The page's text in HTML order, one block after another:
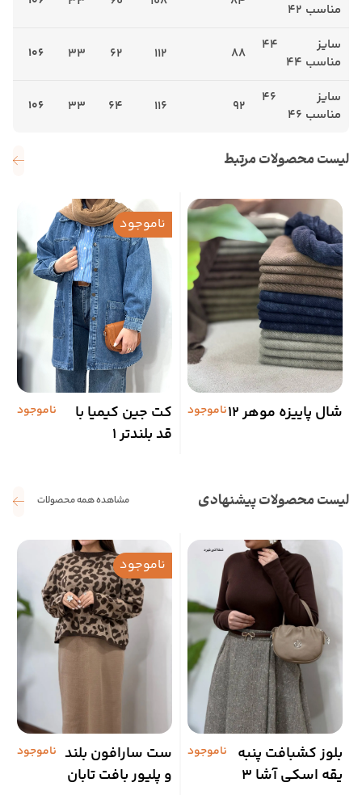
مناسب 42
سایز 44
مناسب 44
88
112
62
33
106
سایز 46
مناسب 46
92
116
64
33
106
لیست محصولات مرتبط
شال پاییزه موهر 12 ناموجود
ناموجود
کت جین کیمیا با
قد بلندتر 1
ناموجود
لیست محصولات پیشنهادی مشاهده همه محصولات
بلوز کشبافت پنبه
یقه اسکی آشا 3
ناموجود
ناموجود
ست سارافون بلند
و پلیور بافت تابان
ناموجود